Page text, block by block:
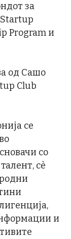
за
Program и
од Сашо
Club
се
со
сè
и